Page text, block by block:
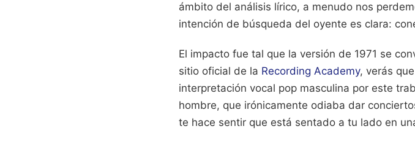
ámbito del análisis lírico, a menudo nos
intención de búsqueda del oyente es clara:
El impacto fue tal que la versión de 1971 se
sitio oficial de la Recording Academy, verás
interpretación vocal pop masculina por este
hombre, que irónicamente odiaba dar
te hace sentir que está sentado a tu lado en